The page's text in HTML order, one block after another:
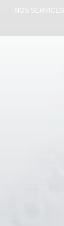
NOS SERVICES